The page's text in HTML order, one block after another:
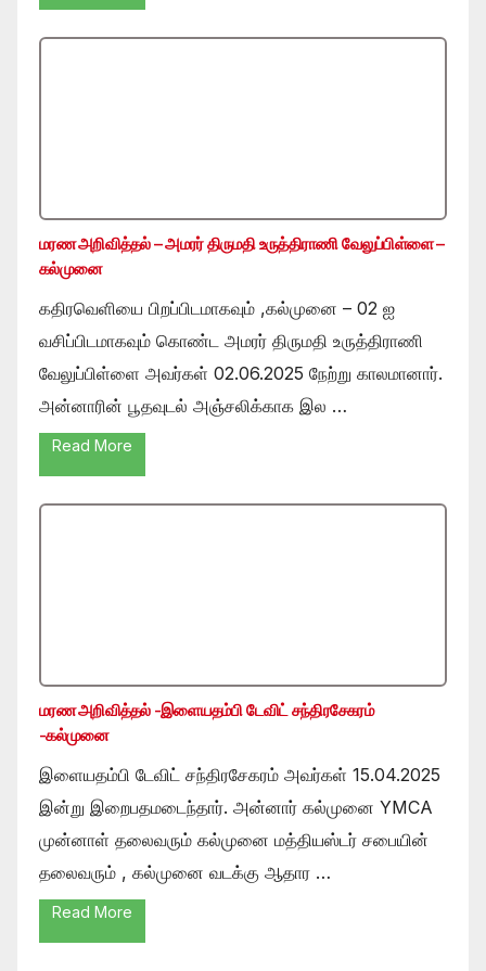
மரண அறிவித்தல் – அமரர் திருமதி உருத்திராணி வேலுப்பிள்ளை –
கல்முனை
கதிரவெளியை பிறப்பிடமாகவும் ,கல்முனை – 02 ஐ
வசிப்பிடமாகவும் கொண்ட அமரர் திருமதி உருத்திராணி
வேலுப்பிள்ளை அவர்கள் 02.06.2025 நேற்று காலமானார்.
அன்னாரின் பூதவுடல் அஞ்சலிக்காக இல …
Read More
மரண அறிவித்தல் -இளையதம்பி டேவிட் சந்திரசேகரம்
-கல்முனை
இளையதம்பி டேவிட் சந்திரசேகரம் அவர்கள் 15.04.2025
இன்று இறைபதமடைந்தார். அன்னார் கல்முனை YMCA
முன்னாள் தலைவரும் கல்முனை மத்தியஸ்டர் சபையின்
தலைவரும் , கல்முனை வடக்கு ஆதார …
Read More